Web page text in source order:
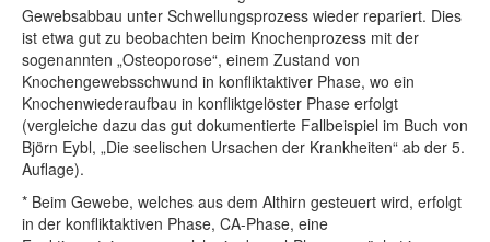
Gewebsabbau unter Schwellungsprozess wieder repariert. Dies
ist etwa gut zu beobachten beim Knochenprozess mit der
sogenannten „Osteoporose“, einem Zustand von
Knochengewebsschwund in konfliktaktiver Phase, wo ein
Knochenwiederaufbau in konfliktgelöster Phase erfolgt
(vergleiche dazu das gut dokumentierte Fallbeispiel im Buch von
Björn Eybl, „Die seelischen Ursachen der Krankheiten“ ab der 5.
Auflage).
* Beim Gewebe, welches aus dem Althirn gesteuert wird, erfolgt
in der konfliktaktiven Phase, CA-Phase, eine